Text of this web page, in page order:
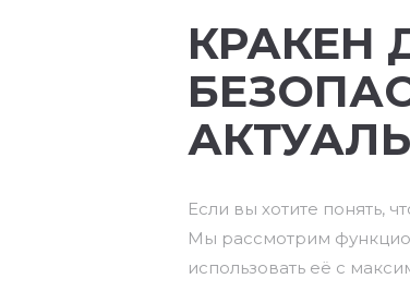
КРАКЕН
Если вы хотите понять,
Мы рассмотрим
использовать её с